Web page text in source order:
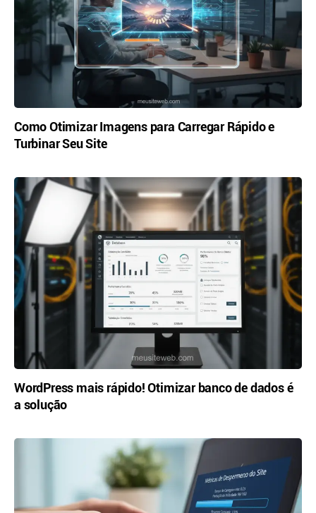
Como Otimizar Imagens para Carregar Rápido e
Turbinar Seu Site
WordPress mais rápido! Otimizar banco de dados é
a solução